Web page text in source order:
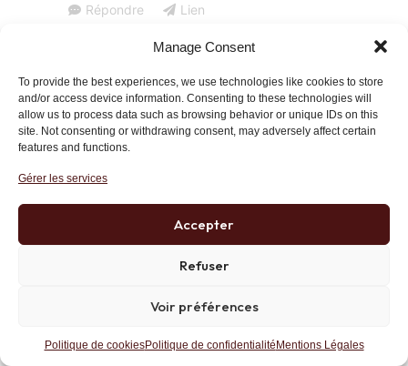
Manage Consent
To provide the best experiences, we use technologies like cookies to store
and/or access device information. Consenting to these technologies will
allow us to process data such as browsing behavior or unique IDs on this
site. Not consenting or withdrawing consent, may adversely affect certain
features and functions.
Gérer les services
Accepter
Refuser
Voir préférences
Politique de cookiesPolitique de confidentialité Mentions Légales
Répondre Lien
Thierry Balet17 septembre 2019 at 11 h 24 min
Mener une politique dont on sait à l’avance
qu’elle produira l’inverse de ce que l’on
adjectif va à merveille pour le club de
Quant à la ligne Maginot je ne me prononcerais
contre, je me permets de rappeller que dans
les années 1930, plus on parlait de paix, plus
on se rapprochait de la guerre……
Aujourd’hui on ne parle que de « relance »……